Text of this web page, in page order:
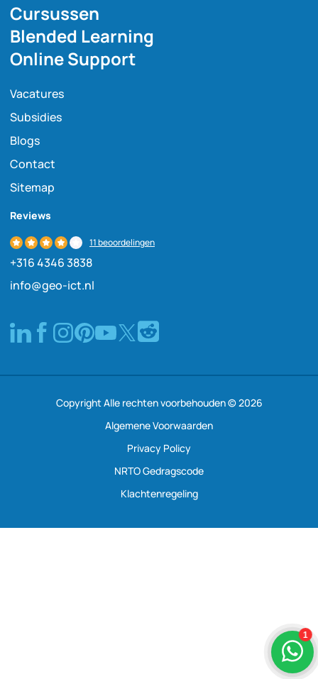
Cursussen
Blended Learning
Online Support
Vacatures
Subsidies
Blogs
Contact
Sitemap
Reviews
11 beoordelingen
+316 4346 3838
info@geo-ict.nl
Copyright Alle rechten voorbehouden © 2026
Algemene Voorwaarden
Privacy Policy
NRTO Gedragscode
Klachtenregeling